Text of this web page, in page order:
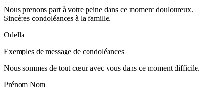
Nous prenons part à votre peine dans ce moment douloureux.
Sincères condoléances à la famille.
Odella
Exemples de message de condoléances
Nous sommes de tout cœur avec vous dans ce moment difficile.
Prénom Nom